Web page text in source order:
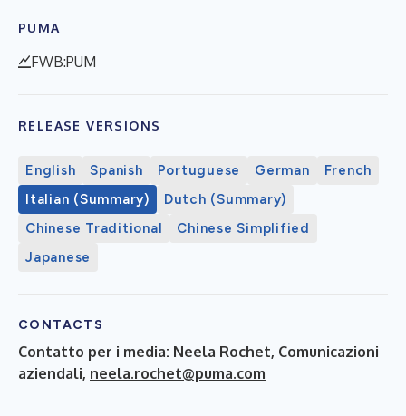
PUMA
FWB:PUM
RELEASE VERSIONS
English Spanish Portuguese German
French
Italian (Summary)
Dutch (Summary)
Chinese Traditional
Chinese Simplified
Japanese
CONTACTS
Contatto per i media: Neela Rochet, Comunicazioni
aziendali, neela.rochet@puma.com